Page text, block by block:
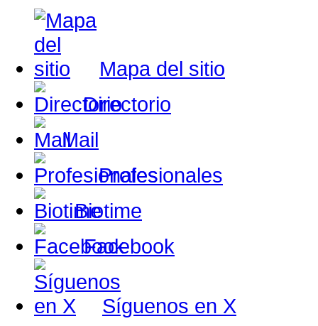
Mapa del sitio
Directorio
Mail
Profesionales
Biotime
Facebook
Síguenos en X